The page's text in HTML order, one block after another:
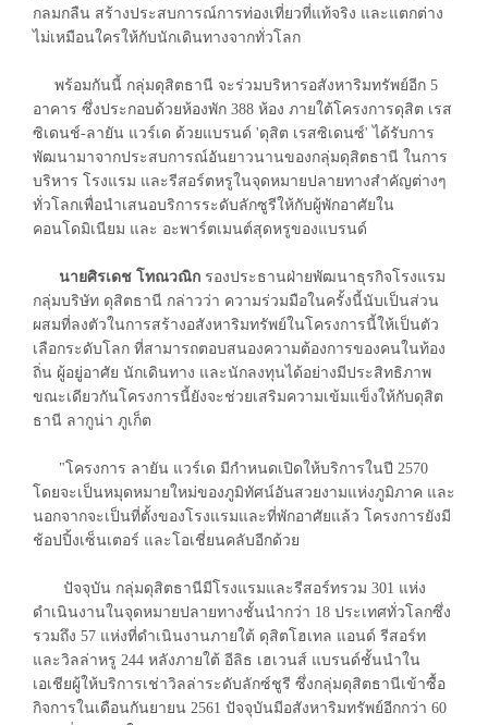
กลมกลืน สร้างประสบการณ์การท่องเที่ยวที่แท้จริง และแตกต่าง
ไม่เหมือนใครให้กับนักเดินทางจากทั่วโลก
พร้อมกันนี้ กลุ่มดุสิตธานี จะร่วมบริหารอสังหาริมทรัพย์อีก 5
อาคาร ซึ่งประกอบด้วยห้องพัก 388 ห้อง ภายใต้โครงการดุสิต เรส
ซิเดนช์-ลายัน แวร์เด ด้วยแบรนด์ 'ดุสิต เรสซิเดนซ์' ได้รับการ
พัฒนามาจากประสบการณ์อันยาวนานของกลุ่มดุสิตธานี ในการ
บริหาร โรงแรม และรีสอร์ตหรูในจุดหมายปลายทางสำคัญต่างๆ
ทั่วโลกเพื่อนำเสนอบริการระดับลักซูรีให้กับผู้พักอาศัยใน
คอนโดมิเนียม และ อะพาร์ตเมนต์สุดหรูของแบรนด์
นายศิรเดช โทณวณิก รองประธานฝ่ายพัฒนาธุรกิจโรงแรม
กลุ่มบริษัท ดุสิตธานี กล่าวว่า ความร่วมมือในครั้งนี้นับเป็นส่วน
ผสมที่ลงตัวในการสร้างอสังหาริมทรัพย์ในโครงการนี้ให้เป็นตัว
เลือกระดับโลก ที่สามารถตอบสนองความต้องการของคนในท้อง
ถิ่น ผู้อยู่อาศัย นักเดินทาง และนักลงทุนได้อย่างมีประสิทธิภาพ
ขณะเดียวกันโครงการนี้ยังจะช่วยเสริมความเข้มแข็งให้กับดุสิต
ธานี ลากูน่า ภูเก็ต
"โครงการ ลายัน แวร์เด มีกำหนดเปิดให้บริการในปี 2570
โดยจะเป็นหมุดหมายใหม่ของภูมิทัศน์อันสวยงามแห่งภูมิภาค และ
นอกจากจะเป็นที่ตั้งของโรงแรมและที่พักอาศัยแล้ว โครงการยังมี
ช้อปปิ้งเซ็นเตอร์ และโอเชี่ยนคลับอีกด้วย
ปัจจุบัน กลุ่มดุสิตธานีมีโรงแรมและรีสอร์ทรวม 301 แห่ง
ดำเนินงานในจุดหมายปลายทางชั้นนำกว่า 18 ประเทศทั่วโลกซึ่ง
รวมถึง 57 แห่งที่ดำเนินงานภายใต้ ดุสิตโฮเทล แอนด์ รีสอร์ท
และวิลล่าหรู 244 หลังภายใต้ อีลิธ เฮเวนส์ แบรนด์ชั้นนำใน
เอเชียผู้ให้บริการเช่าวิลล่าระดับลักซ์ชูรี ซึ่งกลุ่มดุสิตธานีเข้าซื้อ
กิจการในเดือนกันยายน 2561 ปัจจุบันมีอสังหาริมทรัพย์อีกกว่า 60